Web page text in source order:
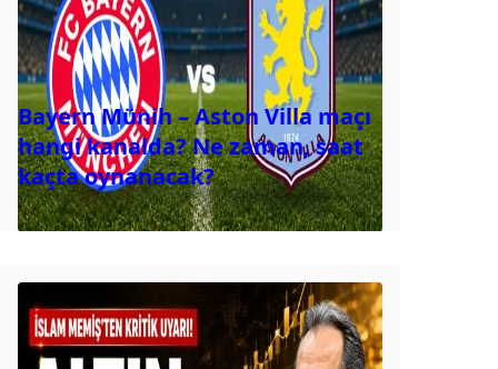
Bayern Münih – Aston Villa maçı
hangi kanalda? Ne zaman, saat
kaçta oynanacak?